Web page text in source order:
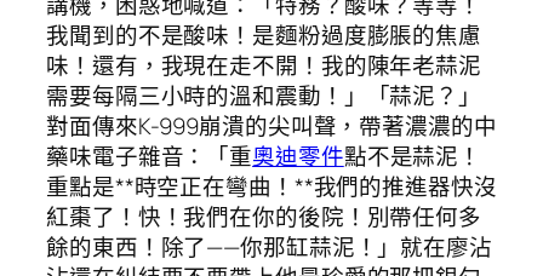
我聞到的不是酸味！是麵粉過度膨脹的焦慮
味！還有，我現在走不開！我的陳年老蒜泥
需要每隔三小時的溫和震動！」「蒜泥？」
對面傳來K-999崩潰的尖叫聲，帶著濃濃的中
藥味電子雜音：「重奧迪零件點不是蒜泥！
重點是**時空正在彎曲！**我們的推進器快沒
紅棗了！快！我們在你的後院！別帶任何多
餘的東西！除了——你那缸蒜泥！」就在廖沾